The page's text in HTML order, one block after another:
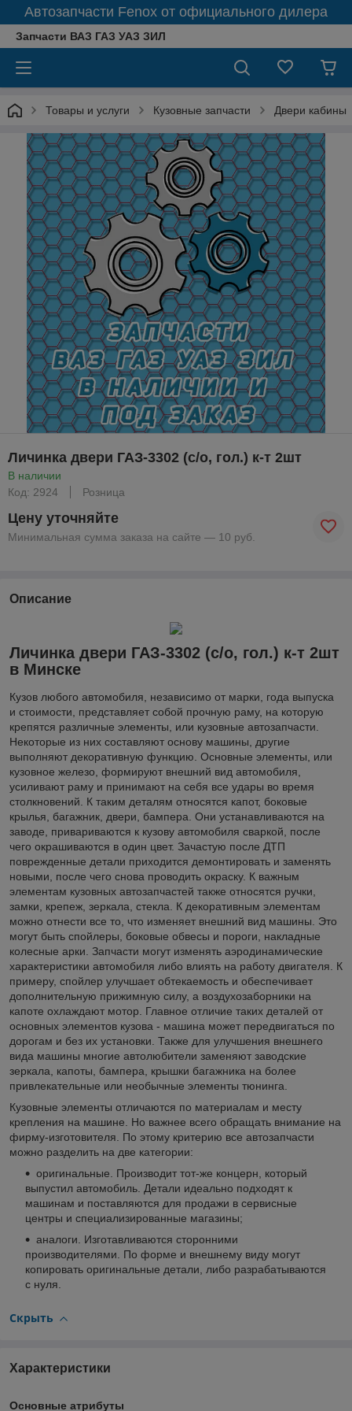
Автозапчасти Fenox от официального дилера
Запчасти ВАЗ ГАЗ УАЗ ЗИЛ
Товары и услуги Кузовные запчасти Двери кабины
Личинка двери ГАЗ-3302 (с/о, гол.) к-т 2шт
В наличии
Код: 2924
Розница
Цену уточняйте
Минимальная сумма заказа на сайте — 10 руб.
Описание
Личинка двери ГАЗ-3302 (с/о, гол.) к-т 2шт
в Минске
Кузов любого автомобиля, независимо от марки, года выпуска
и стоимости, представляет собой прочную раму, на которую
крепятся различные элементы, или кузовные автозапчасти.
Некоторые из них составляют основу машины, другие
выполняют декоративную функцию. Основные элементы, или
кузовное железо, формируют внешний вид автомобиля,
усиливают раму и принимают на себя все удары во время
столкновений. К таким деталям относятся капот, боковые
крылья, багажник, двери, бампера. Они устанавливаются на
заводе, привариваются к кузову автомобиля сваркой, после
чего окрашиваются в один цвет. Зачастую после ДТП
поврежденные детали приходится демонтировать и заменять
новыми, после чего снова проводить окраску. К важным
элементам кузовных автозапчастей также относятся ручки,
замки, крепеж, зеркала, стекла. К декоративным элементам
можно отнести все то, что изменяет внешний вид машины. Это
могут быть спойлеры, боковые обвесы и пороги, накладные
колесные арки. Запчасти могут изменять аэродинамические
характеристики автомобиля либо влиять на работу двигателя. К
примеру, спойлер улучшает обтекаемость и обеспечивает
дополнительную прижимную силу, а воздухозаборники на
капоте охлаждают мотор. Главное отличие таких деталей от
основных элементов кузова - машина может передвигаться по
дорогам и без их установки. Также для улучшения внешнего
вида машины многие автолюбители заменяют заводские
зеркала, капоты, бампера, крышки багажника на более
привлекательные или необычные элементы тюнинга.
Кузовные элементы отличаются по материалам и месту
крепления на машине. Но важнее всего обращать внимание на
фирму-изготовителя. По этому критерию все автозапчасти
можно разделить на две категории:
оригинальные. Производит тот-же концерн, который
выпустил автомобиль. Детали идеально подходят к
машинам и поставляются для продажи в сервисные
центры и специализированные магазины;
аналоги. Изготавливаются сторонними
производителями. По форме и внешнему виду могут
копировать оригинальные детали, либо разрабатываются
с нуля.
Скрыть
Характеристики
Основные атрибуты